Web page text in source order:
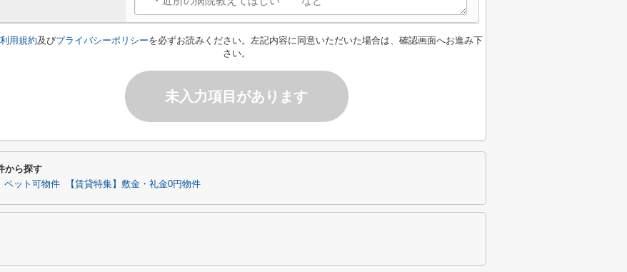
利用規約及びプライバシーポリシーを必ずお読みください。左記内容に同意いただいた場合は、確認画面へお進み下
さい。
未入力項目があります
から探す
ペット可物件 【賃貸特集】敷金・礼金0円物件